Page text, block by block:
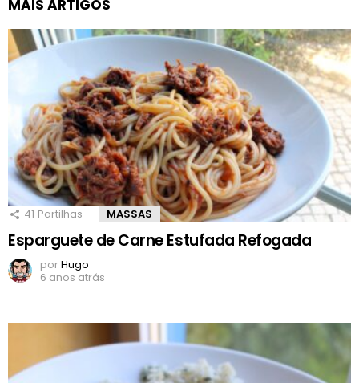
MAIS ARTIGOS
41 Partilhas MASSAS
Esparguete de Carne Estufada Refogada
porHugo
6 anos atrás